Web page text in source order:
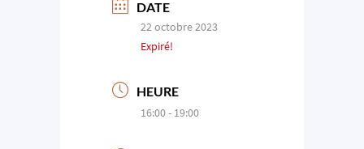
DATE
22 octobre 2023
Expiré!
HEURE
16:00 - 19:00